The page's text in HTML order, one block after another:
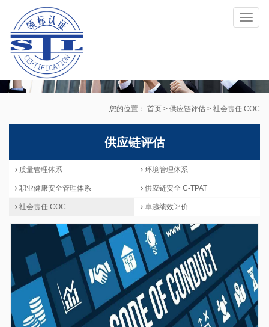
您的位置： 首页 > 供应链评估 > 社会责任 COC
供应链评估
质量管理体系 环境管理体系
职业健康安全管理体系 供应链安全 C-TPAT
社会责任 COC 卓越绩效评价